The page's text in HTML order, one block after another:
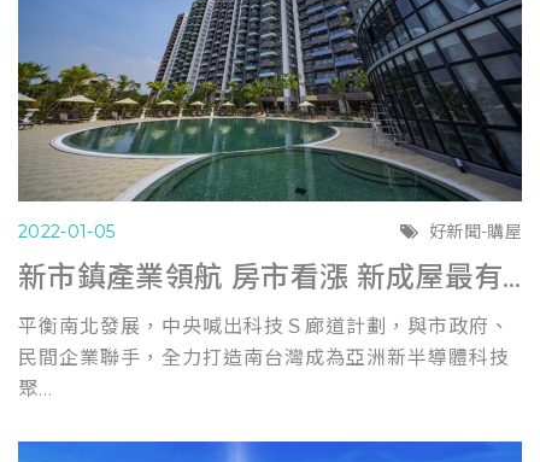
2022-01-05 好新聞-購屋
新市鎮產業領航 房市看漲 新成屋最有保障
平衡南北發展，中央喊出科技Ｓ廊道計劃，與市政府、
民間企業聯手，全力打造南台灣成為亞洲新半導體科技
聚...